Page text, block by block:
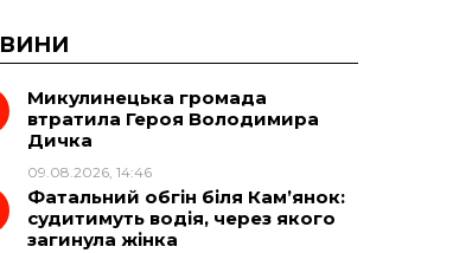
Микулинецька громада
втратила Героя Володимира
Дичка
09.08.2026, 14:46
Фатальний обгін біля Кам’янок:
судитимуть водія, через якого
загинула жінка